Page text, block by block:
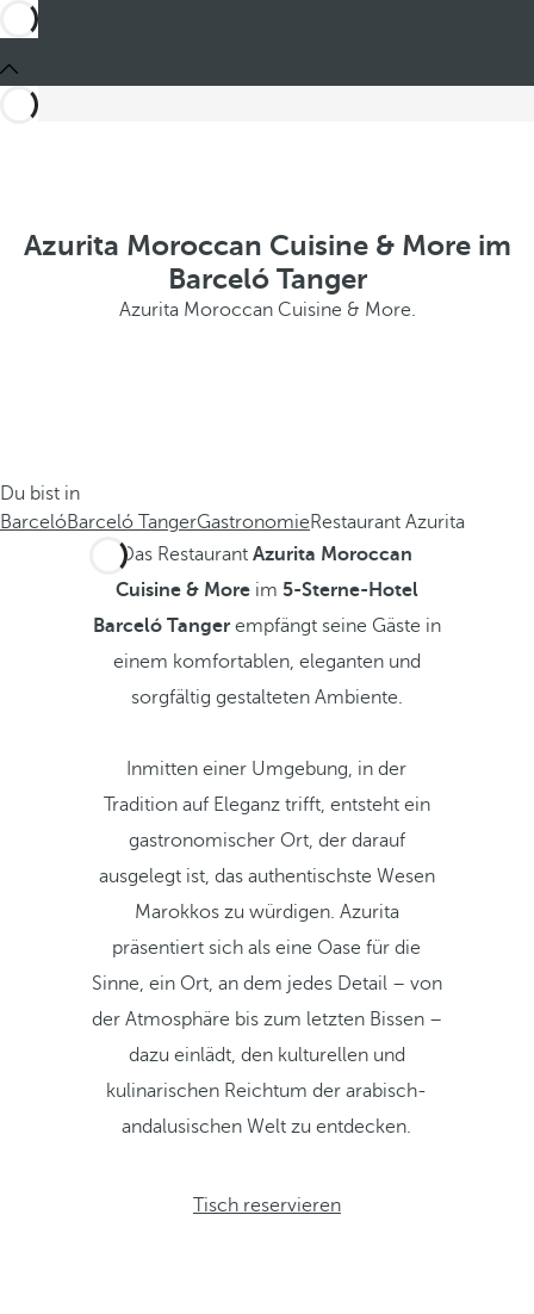
Azurita Moroccan Cuisine & More im
Barceló Tanger
Azurita Moroccan Cuisine & More.
Du bist in
BarcelóBarceló TangerGastronomieRestaurant Azurita
Das RestaurantAzurita Moroccan
Cuisine & Moreim 5-Sterne-Hotel
Barceló Tangerempfängt seine Gäste in
einem komfortablen, eleganten und
sorgfältig gestalteten Ambiente.
Inmitten einer Umgebung, in der
Tradition auf Eleganz trifft, entsteht ein
gastronomischer Ort, der darauf
ausgelegt ist, das authentischste Wesen
Marokkos zu würdigen. Azurita
präsentiert sich als eine Oase für die
Sinne, ein Ort, an dem jedes Detail – von
der Atmosphäre bis zum letzten Bissen –
dazu einlädt, den kulturellen und
kulinarischen Reichtum der arabisch-
andalusischen Welt zu entdecken.
Tisch reservieren